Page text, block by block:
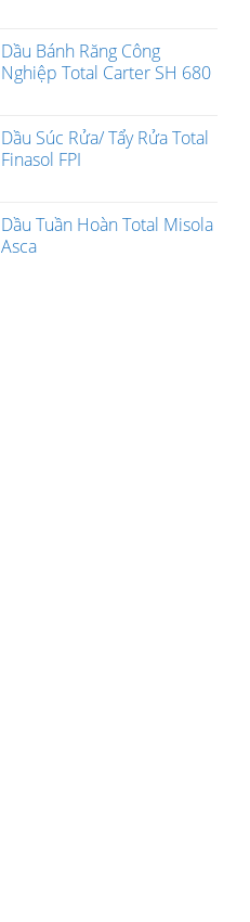
Dầu Bánh Răng Công
Nghiệp Total Carter SH 680
Dầu Súc Rửa/ Tẩy Rửa Total
Finasol FPI
Dầu Tuần Hoàn Total Misola
Asca